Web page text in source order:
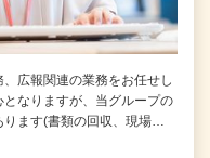
広報関連の業務をお任せし
なりますが、当グループの
ります(書類の回収、現場…